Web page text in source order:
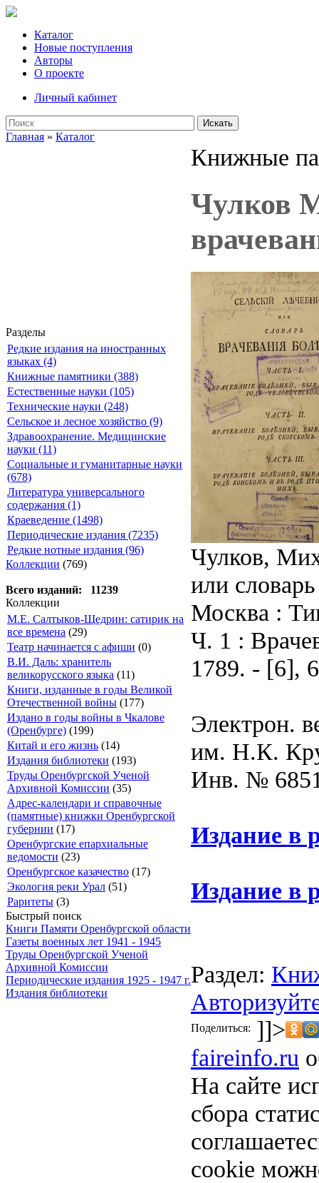
Каталог
Новые поступления
Авторы
О проекте
Личный кабинет
Искать
Главная » Каталог
Разделы
Редкие издания на иностранных
языках (4)
Книжные памятники (388)
Естественные науки (105)
Технические науки (248)
Сельское и лесное хозяйство (9)
Здравоохранение. Медицинские
науки (11)
Социальные и гуманитарные науки
(678)
Литература универсального
содержания (1)
Краеведение (1498)
Периодические издания (7235)
Редкие нотные издания (96)
Коллекции (769)
Всего изданий: 11239
Коллекции
М.Е. Салтыков-Щедрин: сатирик на
все времена (29)
Театр начинается с афиши (0)
В.И. Даль: хранитель
великорусского языка (11)
Книги, изданные в годы Великой
Отечественной войны (177)
Издано в годы войны в Чкалове
(Оренбурге) (199)
Китай и его жизнь (14)
Издания библиотеки (193)
Труды Оренбургской Ученой
Архивной Комиссии (35)
Адрес-календари и справочные
(памятные) книжки Оренбургской
губернии (17)
Оренбургские епархиальные
ведомости (23)
Оренбургское казачество (17)
Экология реки Урал (51)
Раритеты (3)
Быстрый поиск
Книги Памяти Оренбургской области
Газеты военных лет 1941 - 1945
Труды Оренбургской Ученой
Архивной Комиссии
Периодические издания 1925 - 1947 г.
Издания библиотеки
Книжные
Чулков
Чулков,
или
Москва :
Ч. 1 :
1789. - [6],
Электрон.
им. Н.К.
Инв. №
Издание в
Издание в
Раздел:
Поделиться: ]]>
faireinfo.ru
На сайте
сбора
cookie